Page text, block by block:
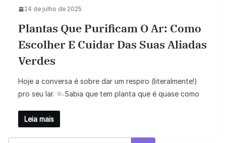
24 de julho de 2025
Plantas Que Purificam O Ar: Como
Escolher E Cuidar Das Suas Aliadas
Verdes
Hoje a conversa é sobre dar um respiro (literalmente!)
pro seu lar.
Sabia que tem planta que é quase como
Leia mais